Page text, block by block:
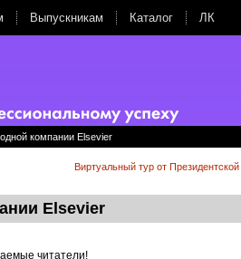
Выпускникам Каталог ЛК
компании Elsevier
Виртуальный тур от Президентской
Elsevier
читатели!